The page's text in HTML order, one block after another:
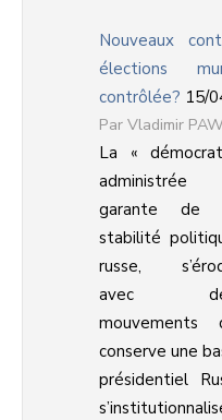
Nouveaux
élections
contrôlée? 15/
Vladimir
La «
administrée
garante de
stabilité
russe,
avec
mouvements
conserve une
présidentiel